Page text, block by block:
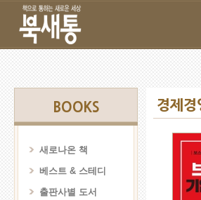
BOOKS
새로나온 책
베스트 & 스테디
출판사별 도서
경제